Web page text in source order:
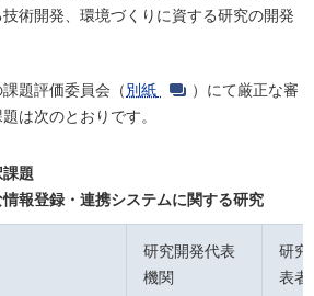
術開発、環境づくりに資する研究の開発
題評価委員会（別紙
）にて厳正な審
は次のとおりです。
題
報登録・連携システムに関する研究
研究開発代表
機関
研究
表者